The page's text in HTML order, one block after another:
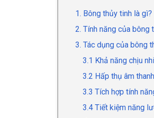
1. Bông thủy tinh là gì?
2. Tính năng của bông
3. Tác dụng của bông
3.1 Khả năng chịu
3.2 Hấp thụ âm
3.3 Tích hợp tính
3.4 Tiết kiệm năng